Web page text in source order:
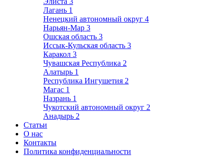
Лагань 1
Ненецкий автономный округ 4
Нарьян-Мар 3
Ошская область 3
Иссык-Кульская область 3
Каракол 3
Чувашская Республика 2
Алатырь 1
Республика Ингушетия 2
Магас 1
Назрань 1
Чукотский автономный округ 2
Анадырь 2
Статьи
О нас
Контакты
Политика конфиденциальности